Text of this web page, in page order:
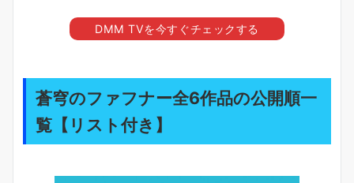
DMM TVを今すぐチェックする
蒼穹のファフナー全6作品の公開順一
覧【リスト付き】